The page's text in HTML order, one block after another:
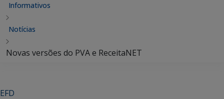
Informativos
Notícias
Novas versões do PVA e ReceitaNET
EFD